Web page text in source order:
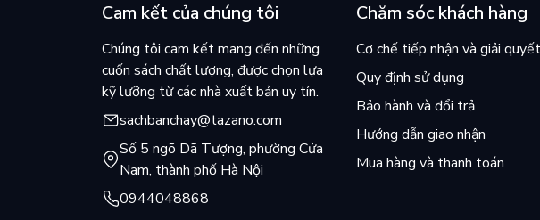
Cam kết của chúng tôi
Chúng tôi cam kết mang đến những
cuốn sách chất lượng, được chọn lựa
kỹ lưỡng từ các nhà xuất bản uy tín.
sachbanchay@tazano.com
Số 5 ngõ Dã Tượng, phường Cửa
Nam, thành phố Hà Nội
0944048868
Chăm sóc khách hàng
Cơ chế tiếp nhận và giải quyết
Quy định sử dụng
Bảo hành và đổi trả
Hướng dẫn giao nhận
Mua hàng và thanh toán